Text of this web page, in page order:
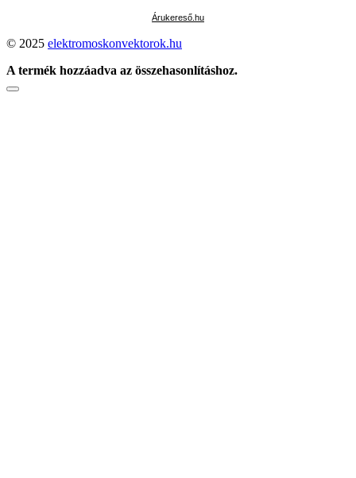
Árukereső.hu
© 2025 elektromoskonvektorok.hu
A termék hozzáadva az összehasonlításhoz.